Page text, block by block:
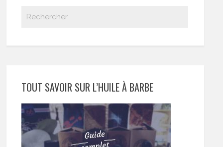
TOUT SAVOIR SUR L’HUILE À BARBE